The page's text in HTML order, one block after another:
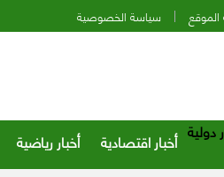
سياسة الخصوصية
دولية أخبار اقتصادية أخبار رياضية